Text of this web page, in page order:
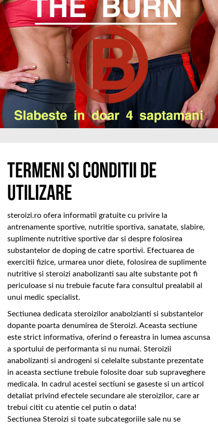
Termeni si conditii de
utilizare
steroizi.ro ofera informatii gratuite cu privire la
antrenamente sportive, nutritie sportiva, sanatate, slabire,
suplimente nutritive sportive dar si despre folosirea
substantelor de doping de catre sportivi. Efectuarea de
exercitii fizice, urmarea unor diete, folosirea de suplimente
nutritive si steroizi anabolizanti sau alte substante pot fi
periculoase si nu trebuie facute fara consultul prealabil al
unui medic specialist.
Sectiunea dedicata steroizilor anabolzianti si substantelor
dopante poarta denumirea de Steroizi. Aceasta sectiune
este strict informativa, oferind o fereastra in lumea ascunsa
a sportului de performanta si nu numai. Steroizii
anabolizanti si androgeni si celelalte substante prezentate
in aceasta sectiune trebuie folosite doar sub supraveghere
medicala. In cadrul acestei sectiuni se gaseste si un articol
detaliat privind efectele secundare ale steroizilor, care ar
trebui citit cu atentie cel putin o data!
Sectiunea Steroizi si toate subcategoriile sale nu se